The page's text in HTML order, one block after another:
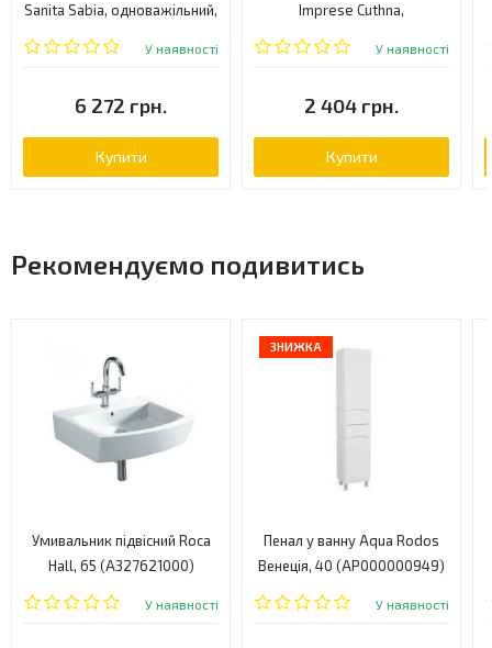
Sanita Sabia, одноважільний,
аргент (5523-220)
У наявності
6 272 грн.
Купити
Imprese Cuthna,
двовентильний, хром
У наявності
2 404 грн.
Купити
Рекомендуємо подивитись
Умивальник підвісний Roca
Hall, 65 (A327621000)
У наявності
ЗНИЖКА
Пенал у ванну Aqua Rodos
Венеція, 40 (АР000000949)
У наявності